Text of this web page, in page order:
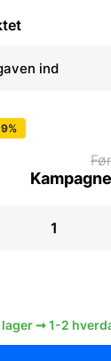
ind
lager ➞ 1-2